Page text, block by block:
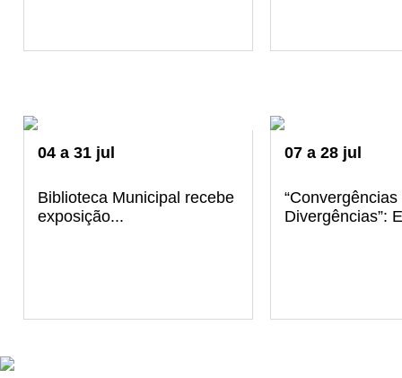
04 a 31 jul
Biblioteca Municipal recebe
exposição...
07 a 28 jul
“Convergências
Divergências”: